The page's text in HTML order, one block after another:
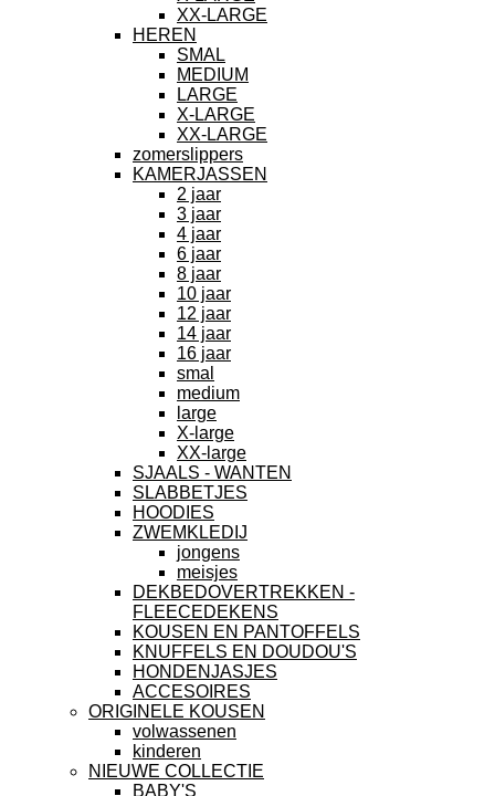
XX-LARGE
HEREN
SMAL
MEDIUM
LARGE
X-LARGE
XX-LARGE
zomerslippers
KAMERJASSEN
2 jaar
3 jaar
4 jaar
6 jaar
8 jaar
10 jaar
12 jaar
14 jaar
16 jaar
smal
medium
large
X-large
XX-large
SJAALS - WANTEN
SLABBETJES
HOODIES
ZWEMKLEDIJ
jongens
meisjes
DEKBEDOVERTREKKEN -
FLEECEDEKENS
KOUSEN EN PANTOFFELS
KNUFFELS EN DOUDOU'S
HONDENJASJES
ACCESOIRES
ORIGINELE KOUSEN
volwassenen
kinderen
NIEUWE COLLECTIE
BABY'S